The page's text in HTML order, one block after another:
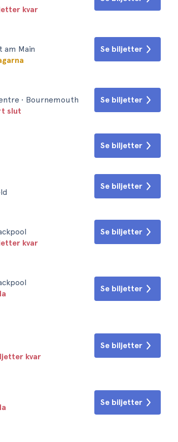
kvar
am Main
Se biljetter
• Bournemouth
slut
Se biljetter
Se biljetter
Se biljetter
kvar
Se biljetter
Se biljetter
kvar
Se biljetter
Se biljetter